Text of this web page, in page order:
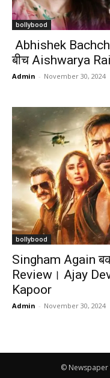
bollybood
Abhishek
बीच Aishwarya
Admin - November 30, 2024
bollybood
Singham Again
Review। Ajay
Kapoor
Admin - November 30, 2024
© Newspaper